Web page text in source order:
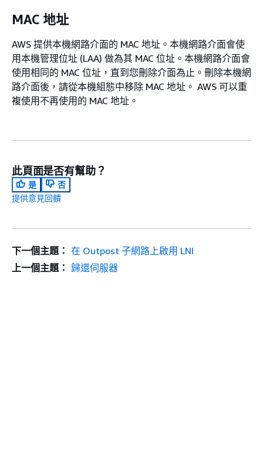
MAC 地址
AWS 提供本機網路介面的 MAC 地址。本機網路介面會使
用本機管理位址 (LAA) 做為其 MAC 位址。本機網路介面會
使用相同的 MAC 位址，直到您刪除介面為止。刪除本機網
路介面後，請從本機組態中移除 MAC 地址。 AWS 可以重
複使用不再使用的 MAC 地址。
此頁面是否有幫助？
是
否
提供意見回饋
下一個主題： 在 Outpost 子網路上啟用 LNI
上一個主題： 歸還伺服器